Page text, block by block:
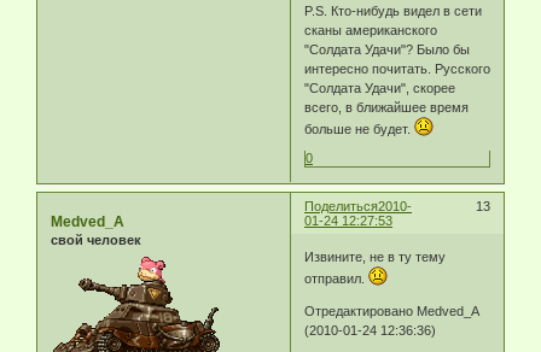
P.S. Кто-нибудь видел в сети
сканы американского
"Солдата Удачи"? Было бы
интересно почитать. Русского
"Солдата Удачи", скорее
всего, в ближайшее время
больше не будет.
0
Поделиться 13
2010-
01-24 12:27:53
Medved_A
свой человек
Извините, не в ту тему
отправил.
Отредактировано Medved_A
(2010-01-24 12:36:36)